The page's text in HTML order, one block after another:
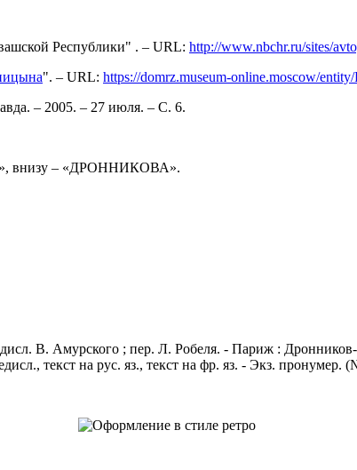
Республики" . – URL: http://www.nbchr.ru/sites/
". – URL: https://domrz.museum-online.moscow/
– 2005. – 27 июля. – С. 6.
внизу – «ДРОННИКОВА».
В. Амурского ; пер. Л. Робеля. - Париж : Дронников-
текст на рус. яз., текст на фр. яз. - Экз. пронумер.